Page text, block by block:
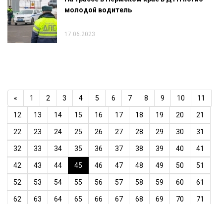
молодой водитель
17.06.2023
« 1 2 3 4 5 6 7 8 9 10 11
12 13 14 15 16 17 18 19 20 21
22 23 24 25 26 27 28 29 30 31
32 33 34 35 36 37 38 39 40 41
42 43 44 45 46 47 48 49 50 51
52 53 54 55 56 57 58 59 60 61
62 63 64 65 66 67 68 69 70 71